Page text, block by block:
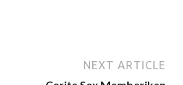
NEXT ARTICLE